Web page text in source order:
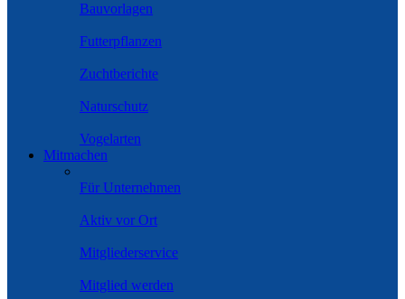
Bauvorlagen
Futterpflanzen
Zuchtberichte
Naturschutz
Vogelarten
Mitmachen
Für Unternehmen
Aktiv vor Ort
Mitgliederservice
Mitglied werden